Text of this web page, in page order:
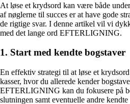
At løse et krydsord kan være både
af nøglerne til succes er at have gode
de rigtige svar. I denne artikel vil vi
med det lange ord EFTERLIGNING.
1. Start med kendte bogstaver
En effektiv strategi til at løse et
kasser, hvor du allerede kender
EFTERLIGNING kan du fokusere på
slutningen samt eventuelle andre kendte